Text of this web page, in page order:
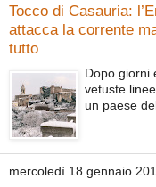
Tocco di Casauria:
attacca la corrente
tutto
Dopo giorni
vetuste
un paese
mercoledì 18 gennaio